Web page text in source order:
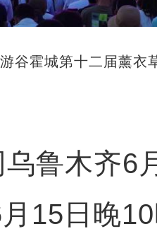
谷霍城第十二届薰衣
木齐6
15日晚